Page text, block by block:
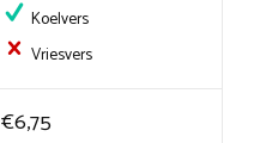
Koelvers
Vriesvers
€6,75